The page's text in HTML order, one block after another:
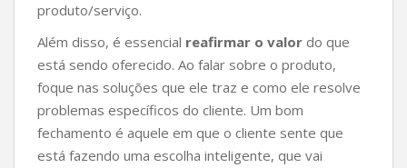
produto/serviço.
Além disso, é essencial reafirmar o valor do que
está sendo oferecido. Ao falar sobre o produto,
foque nas soluções que ele traz e como ele resolve
problemas específicos do cliente. Um bom
fechamento é aquele em que o cliente sente que
está fazendo uma escolha inteligente, que vai